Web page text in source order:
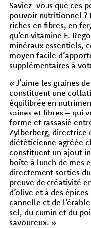
Saviez-vous que ces
pouvoir nutritionnel ?
riches en fibres, en
qu’en vitamine E.
minéraux essentiels,
moyen facile
supplémentaires à
« J’aime les graines
constituent une
équilibrée en
saines et fibres – qui
forme et rassasié
Zylberberg, directrice
diététicienne agréée
constituent un ajout
boîte à lunch de mes
directement sorties
preuve de créativité
d’olive et à des
cannelle et de
sel, du cumin et du
savoureux. »